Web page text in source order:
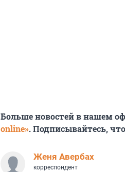
Больше новостей в нашем
online». Подписывайтесь,
Женя Авербах
корреспондент